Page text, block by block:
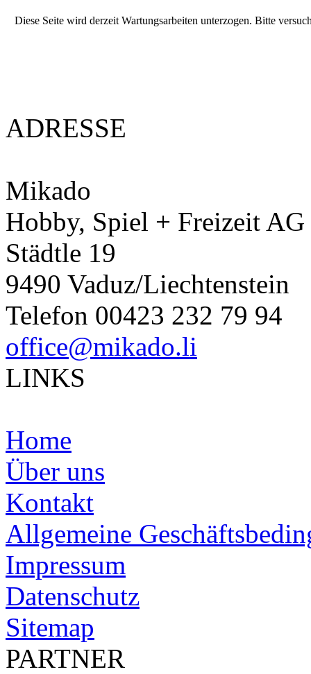
Diese Seite wird derzeit Wartungsarbeiten unterzogen. Bitte
ADRESSE
Mikado
Hobby, Spiel + Freizeit AG
Städtle 19
9490 Vaduz/Liechtenstein
Telefon 00423 232 79 94
office@mikado.li
LINKS
Home
Über uns
Kontakt
Allgemeine
Impressum
Datenschutz
Sitemap
PARTNER